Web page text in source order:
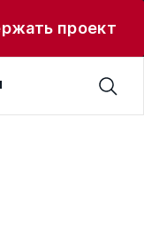
проект